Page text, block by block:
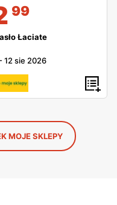
99
Łaciate
-12 sie 2026
MOJE SKLEPY